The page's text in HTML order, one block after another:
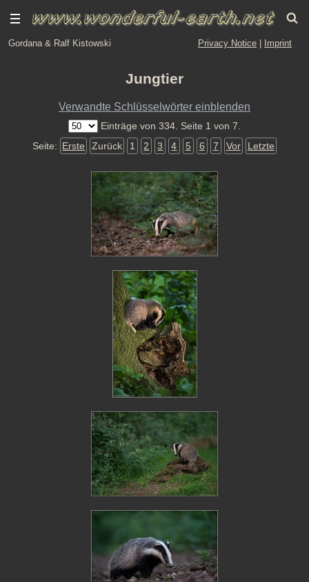
Gordana & Ralf Kistowski Privacy Notice Imprint
Jungtier
Verwandte Schlüsselwörter einblenden
Einträge von 334. Seite 1 von 7.
Seite: Erste Zurück 1 2 3 4 5 6 7 Vor Letzte